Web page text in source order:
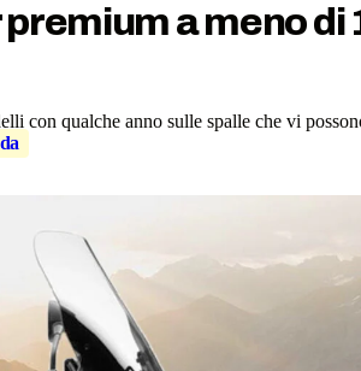
a meno di
con qualche anno sulle spalle che vi